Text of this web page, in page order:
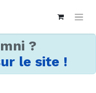
?
le site !